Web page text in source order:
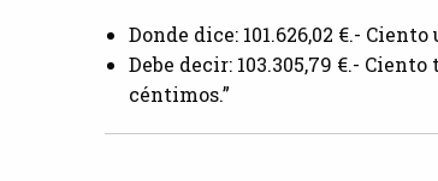
Donde dice: 101.626,02 €.-
Debe decir: 103.305,79 €.-
céntimos.”